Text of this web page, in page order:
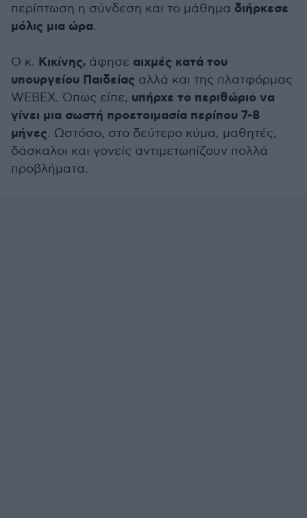
περίπτωση η σύνδεση και το μάθημα διήρκεσε
μόλις μια ώρα.
Ο κ. Κικίνης, άφησε αιχμές κατά του
υπουργείου Παιδείας αλλά και της πλατφόρμας
WEBEX. Όπως είπε, υπήρχε το περιθώριο να
γίνει μια σωστή προετοιμασία περίπου 7-8
μήνες. Ωστόσο, στο δεύτερο κύμα, μαθητές,
δάσκαλοι και γονείς αντιμετωπίζουν πολλά
προβλήματα.